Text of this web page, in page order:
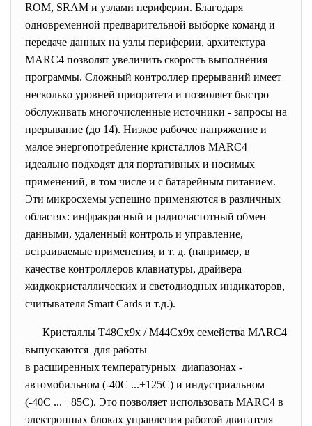
ROM, SRAM и узлами периферии. Благодаря
одновременной предварительной выборке команд и
передаче данных на узлы периферии, архитектура
MARC4 позволят увеличить скорость выполнения
программы. Сложный контроллер прерываний имеет
несколько уровней приоритета и позволяет быстро
обслуживать многочисленные источники - запросы на
прерывание (до 14). Низкое рабочее напряжение и
малое энергопотребление кристаллов MARC4
идеально подходят для портативных и носимых
применений, в том числе и с батарейным питанием.
Эти микросхемы успешно применяются в различных
областях: инфракрасный и радиочастотный обмен
данными, удаленный контроль и управление,
встраиваемые применения, и т. д. (например, в
качестве контроллеров клавиатуры, драйвера
жидкокристаллических и светодиодных индикаторов,
считывателя Smart Cards и т.д.).
Кристаллы T48Cx9x / M44Cx9x семейства MARC4
выпускаются для работы
в расширенных температурных диапазонах -
автомобильном (-40С ...+125С) и индустриальном
(-40С ... +85С). Это позволяет использовать MARC4 в
электронных блоках управления работой двигателя